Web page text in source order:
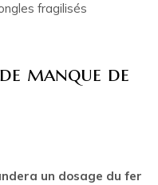
fragilisés
manque de
un dosage du fer